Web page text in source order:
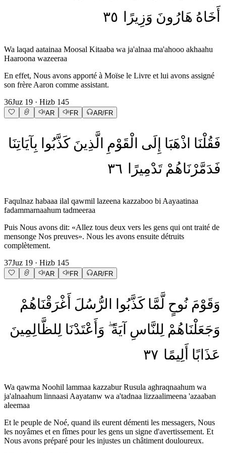
أَخَاهُ هَارُونَ وَزِيرًا ٣٥
Wa laqad aatainaa Moosal Kitaaba wa ja'alnaa ma'ahooo akhaahu
Haaroona wazeeraa
En effet, Nous avons apporté à Moïse le Livre et lui avons assigné
son frère Aaron comme assistant.
36Juz 19 · Hizb 145
AR FR AR/FR
فَقُلْنَا اذْهَبَا إِلَى الْقَوْمِ الَّذِينَ كَذَّبُوا بِآيَاتِنَا
فَدَمَّرْنَاهُمْ تَدْمِيرًا ٣٦
Faqulnaz habaaa ilal qawmil lazeena kazzaboo bi Aayaatinaa
fadammarnaahum tadmeeraa
Puis Nous avons dit: «Allez tous deux vers les gens qui ont traité de
mensonge Nos preuves». Nous les avons ensuite détruits
complètement.
37Juz 19 · Hizb 145
AR FR AR/FR
وَقَوْمَ نُوحٍ لَّمَّا كَذَّبُوا الرُّسُلَ أَغْرَقْنَاهُمْ
وَجَعَلْنَاهُمْ لِلنَّاسِ آيَةً وَأَعْتَدْنَا لِلظَّالِمِينَ
عَذَابًا
أَلِيمًا ٣٧
Wa qawma Noohil lammaa kazzabur Rusula aghraqnaahum wa
ja'alnaahum linnaasi Aayatanw wa a'tadnaa lizzaalimeena 'azaaban
aleemaa
Et le peuple de Noé, quand ils eurent démenti les messagers, Nous
les noyâmes et en fîmes pour les gens un signe d'avertissement. Et
Nous avons préparé pour les injustes un châtiment douloureux.